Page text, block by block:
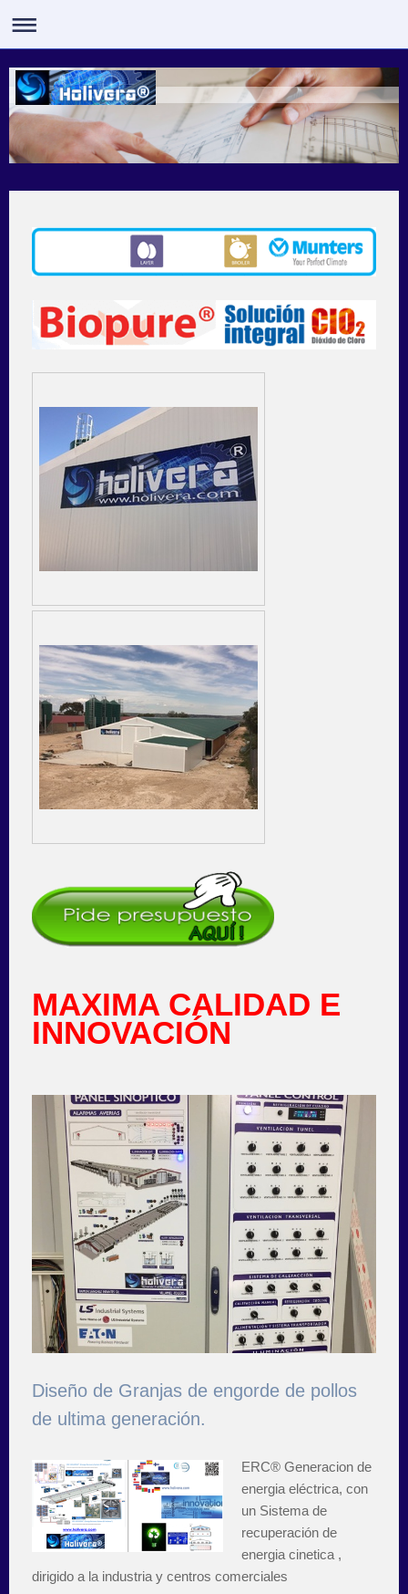
MAXIMA CALIDAD E
INNOVACIÓN
Diseño de Granjas de engorde de pollos
de ultima generación.
ERC® Generacion de
energia eléctrica, con
un Sistema de
recuperación de
energia cinetica ,
dirigido a la industria y centros comerciales